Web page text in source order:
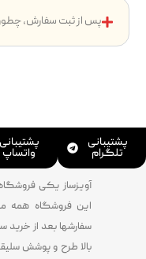
پس از ثبت سفارش،
پشتیبانی
تلگرام
پشتیبانی
واتساپ
آویزساز یکی
این فروشگاه همه
سفارشها بعد از خرید
بالا طرح و پوشش